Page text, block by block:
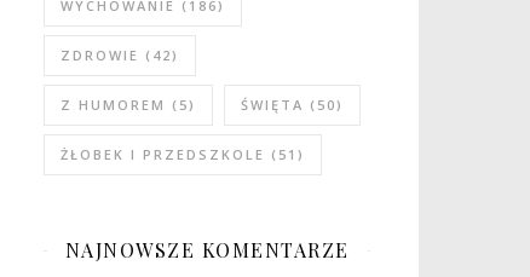
WYCHOWANIE (186)
ZDROWIE (42)
Z HUMOREM (5) ŚWIĘTA (50)
ŻŁOBEK I PRZEDSZKOLE (51)
NAJNOWSZE KOMENTARZE